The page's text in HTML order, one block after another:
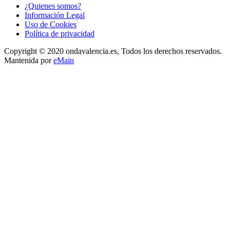
¿Quienes somos?
Información Legal
Uso de Cookies
Política de privacidad
Copyright © 2020 ondavalencia.es, Todos los derechos reservados.
Mantenida poreMain